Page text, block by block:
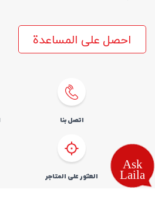
احصل على المساعدة
اتصل بنا
العثور علی المتاجر